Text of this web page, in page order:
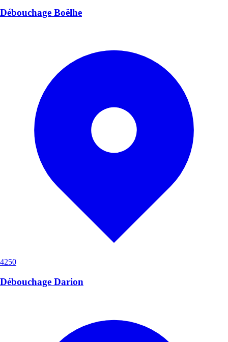
Débouchage Boëlhe
4250
Débouchage Darion